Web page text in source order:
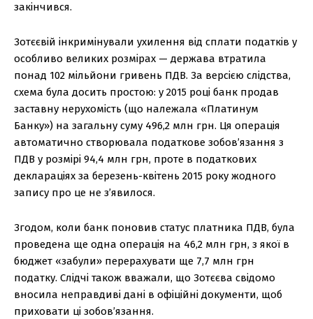
закінчився.
Зотєєвій інкримінували ухилення від сплати податків у
особливо великих розмірах — держава втратила
понад 102 мільйони гривень ПДВ. За версією слідства,
схема була досить простою: у 2015 році банк продав
заставну нерухомість (що належала «Платинум
Банку») на загальну суму 496,2 млн грн. Ця операція
автоматично створювала податкове зобов’язання з
ПДВ у розмірі 94,4 млн грн, проте в податкових
деклараціях за березень-квітень 2015 року жодного
запису про це не з’явилося.
Згодом, коли банк поновив статус платника ПДВ, була
проведена ще одна операція на 46,2 млн грн, з якої в
бюджет «забули» перерахувати ще 7,7 млн грн
податку. Слідчі також вважали, що Зотєєва свідомо
вносила неправдиві дані в офіційні документи, щоб
приховати ці зобов’язання.